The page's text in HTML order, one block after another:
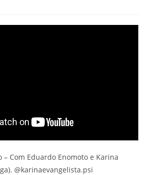
– Com Eduardo Enomoto e Karina
@karinaevangelista.psi